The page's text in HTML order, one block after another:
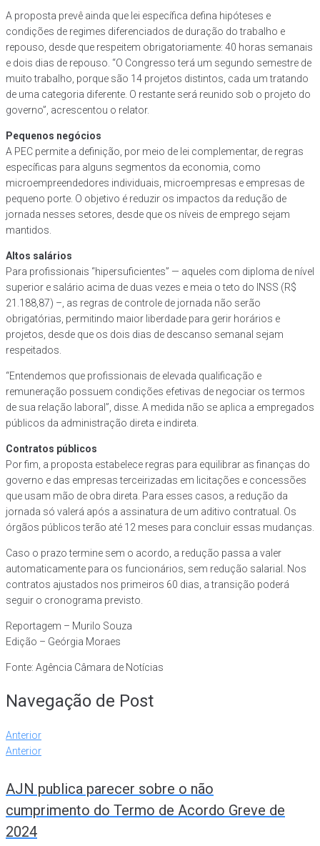
A proposta prevê ainda que lei específica defina hipóteses e
condições de regimes diferenciados de duração do trabalho e
repouso, desde que respeitem obrigatoriamente: 40 horas semanais
e dois dias de repouso. “O Congresso terá um segundo semestre de
muito trabalho, porque são 14 projetos distintos, cada um tratando
de uma categoria diferente. O restante será reunido sob o projeto do
governo”, acrescentou o relator.
Pequenos negócios
A PEC permite a definição, por meio de lei complementar, de regras
específicas para alguns segmentos da economia, como
microempreendedores individuais, microempresas e empresas de
pequeno porte. O objetivo é reduzir os impactos da redução de
jornada nesses setores, desde que os níveis de emprego sejam
mantidos.
Altos salários
Para profissionais “hipersuficientes” — aqueles com diploma de nível
superior e salário acima de duas vezes e meia o teto do INSS (R$
21.188,87) –, as regras de controle de jornada não serão
obrigatórias, permitindo maior liberdade para gerir horários e
projetos, desde que os dois dias de descanso semanal sejam
respeitados.
“Entendemos que profissionais de elevada qualificação e
remuneração possuem condições efetivas de negociar os termos
de sua relação laboral”, disse. A medida não se aplica a empregados
públicos da administração direta e indireta.
Contratos públicos
Por fim, a proposta estabelece regras para equilibrar as finanças do
governo e das empresas terceirizadas em licitações e concessões
que usam mão de obra direta. Para esses casos, a redução da
jornada só valerá após a assinatura de um aditivo contratual. Os
órgãos públicos terão até 12 meses para concluir essas mudanças.
Caso o prazo termine sem o acordo, a redução passa a valer
automaticamente para os funcionários, sem redução salarial. Nos
contratos ajustados nos primeiros 60 dias, a transição poderá
seguir o cronograma previsto.
Reportagem – Murilo Souza
Edição – Geórgia Moraes
Fonte: Agência Câmara de Notícias
Navegação de Post
Anterior
Anterior
AJN publica parecer sobre o não
cumprimento do Termo de Acordo Greve de
2024